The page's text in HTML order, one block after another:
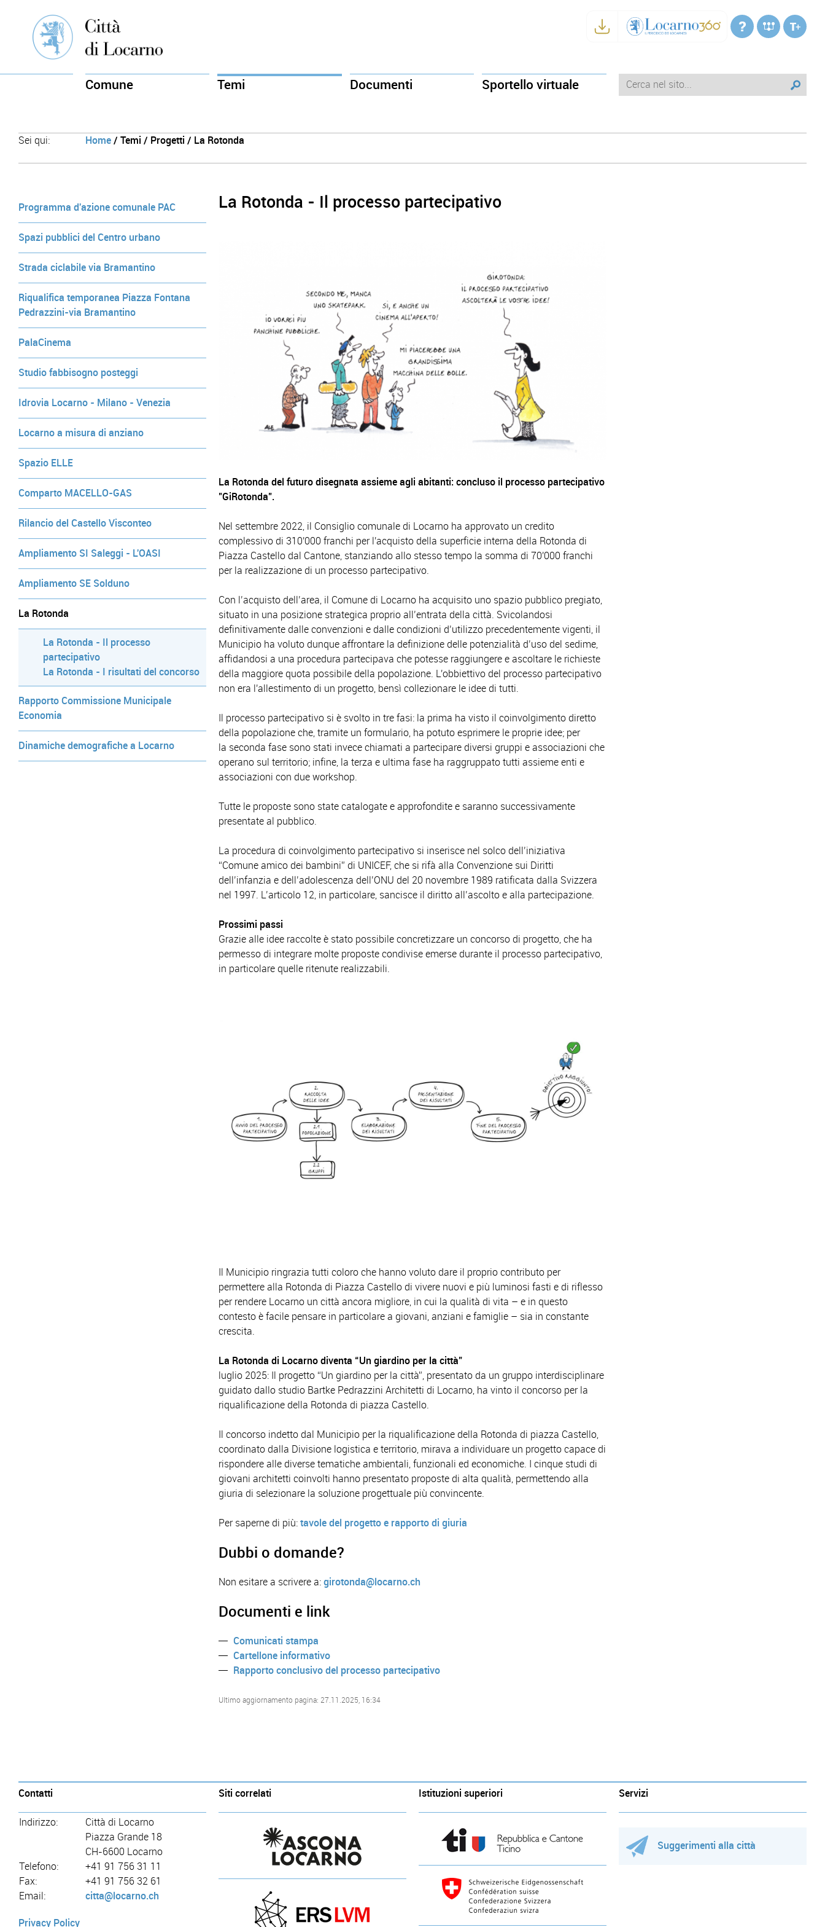
Comune Temi Documenti Sportello virtuale
Sei qui: Home/ Temi / Progetti / La Rotonda
Programma d'azione comunale PAC
Spazi pubblici del Centro urbano
Strada ciclabile via Bramantino
Riqualifica temporanea Piazza Fontana
Pedrazzini-via Bramantino
PalaCinema
Studio fabbisogno posteggi
Idrovia Locarno - Milano - Venezia
Locarno a misura di anziano
Spazio ELLE
Comparto MACELLO-GAS
Rilancio del Castello Visconteo
Ampliamento SI Saleggi - L'OASI
Ampliamento SE Solduno
La Rotonda
La Rotonda - Il processo
partecipativo
La Rotonda - I risultati del concorso
Rapporto Commissione Municipale
Economia
Dinamiche demografiche a Locarno
La Rotonda - Il processo partecipativo
La Rotonda del futuro disegnata assieme agli abitanti: concluso il processo partecipativo
"GiRotonda".
Nel settembre 2022, il Consiglio comunale di Locarno ha approvato un credito
complessivo di 310'000 franchi per l'acquisto della superficie interna della Rotonda di
Piazza Castello dal Cantone, stanziando allo stesso tempo la somma di 70'000 franchi
per la realizzazione di un processo partecipativo.
Con l’acquisto dell’area, il Comune di Locarno ha acquisito uno spazio pubblico pregiato,
situato in una posizione strategica proprio all’entrata della città. Svicolandosi
definitivamente dalle convenzioni e dalle condizioni d’utilizzo precedentemente vigenti, il
Municipio ha voluto dunque affrontare la definizione delle potenzialità d’uso del sedime,
affidandosi a una procedura partecipava che potesse raggiungere e ascoltare le richieste
della maggiore quota possibile della popolazione. L'obbiettivo del processo partecipativo
non era l'allestimento di un progetto, bensì collezionare le idee di tutti.
Il processo partecipativo si è svolto in tre fasi: la prima ha visto il coinvolgimento diretto
della popolazione che, tramite un formulario, ha potuto esprimere le proprie idee; per
la seconda fase sono stati invece chiamati a partecipare diversi gruppi e associazioni che
operano sul territorio; infine, la terza e ultima fase ha raggruppato tutti assieme enti e
associazioni con due workshop.
Tutte le proposte sono state catalogate e approfondite e saranno successivamente
presentate al pubblico.
La procedura di coinvolgimento partecipativo si inserisce nel solco dell’iniziativa
“Comune amico dei bambini” di UNICEF, che si rifà alla Convenzione sui Diritti
dell’infanzia e dell’adolescenza dell’ONU del 20 novembre 1989 ratificata dalla Svizzera
nel 1997. L’articolo 12, in particolare, sancisce il diritto all’ascolto e alla partecipazione.
Prossimi passi
Grazie alle idee raccolte è stato possibile concretizzare un concorso di progetto, che ha
permesso di integrare molte proposte condivise emerse durante il processo partecipativo,
in particolare quelle ritenute realizzabili.
Il Municipio ringrazia tutti coloro che hanno voluto dare il proprio contributo per
permettere alla Rotonda di Piazza Castello di vivere nuovi e più luminosi fasti e di riflesso
per rendere Locarno un città ancora migliore, in cui la qualità di vita – e in questo
contesto è facile pensare in particolare a giovani, anziani e famiglie – sia in constante
crescita.
La Rotonda di Locarno diventa “Un giardino per la città”
luglio 2025: Il progetto “Un giardino per la città”, presentato da un gruppo interdisciplinare
guidato dallo studio Bartke Pedrazzini Architetti di Locarno, ha vinto il concorso per la
riqualificazione della Rotonda di piazza Castello.
Il concorso indetto dal Municipio per la riqualificazione della Rotonda di piazza Castello,
coordinato dalla Divisione logistica e territorio, mirava a individuare un progetto capace di
rispondere alle diverse tematiche ambientali, funzionali ed economiche. I cinque studi di
giovani architetti coinvolti hanno presentato proposte di alta qualità, permettendo alla
giuria di selezionare la soluzione progettuale più convincente.
Per saperne di più:tavole del progetto e rapporto di giuria
Dubbi o domande?
Non esitare a scrivere a:girotonda@locarno.ch
Documenti e link
Comunicati stampa
Cartellone informativo
Rapporto conclusivo del processo partecipativo
Ultimo aggiornamento pagina: 27.11.2025, 16:34
Contatti
Indirizzo:
Città di Locarno
Piazza Grande 18
CH-6600 Locarno
Telefono:
+41 91 756 31 11
Fax:
+41 91 756 32 61
Email:
citta@locarno.ch
Privacy Policy
Siti correlati Istituzioni superiori Servizi
Suggerimenti alla città